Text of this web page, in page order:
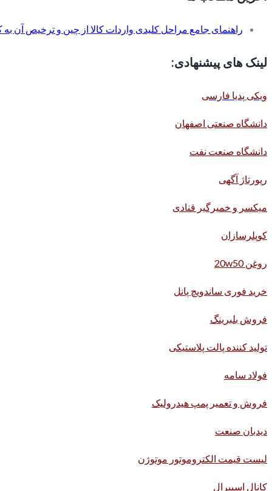
راهنمای جامع مراحل کلیدی واردات کالا از چین و ترخیص آن به
لینک های پیشنهادی:
ویکی پدیا فارسی
دانشگاه صنعتی اصفهان
دانشگاه صنعت نفت
رپورتاژ آگهی
میکسر و خمیرگیر قنادی
کوپلرسازان
روغن 20w50
خرید فوری ساندویچ پانل
فروش بلبرینگ
تولید کننده پالت پلاستیکی
فولاد سامه
فروش و تعمیر پمپ هیدرولیک
دیدبان صنعت
لیست قیمت الکتروموتور موتوژن
کانال اسپیرال